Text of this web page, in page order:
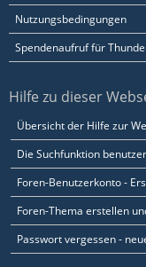
Nutzungsbedingungen
Spendenaufruf für
Hilfe zu dieser
Übersicht der Hilfe zur
Die Suchfunktion
Foren-Benutzerkonto -
Foren-Thema erstellen
Passwort vergessen -